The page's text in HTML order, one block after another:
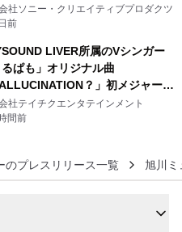
レーション サウナイキタイコラ
ズも発売決定！
社ソニー・クリエイティブプロダクツ
前
LIVER所属のVシンガー
るぱも」オリジナル曲
？」初メジャー配
ース決定！
社テイチクエンタテインメント
間前
のプレスリリース一覧 旭川